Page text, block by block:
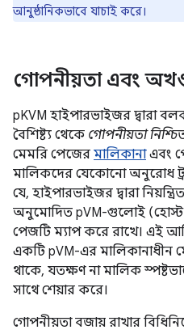
আনুষ্ঠানিকভাবে যাচাই করে।
গোপনীয়তা এবং
pKVM হাইপারভাইজর দ্বারা
বৈশিষ্ট্য থেকে গোপনীয়তা
মেমরি পেজের মালিকানাএবং
মালিকদের যেকোনো অনুরোধ
যে, হাইপারভাইজর দ্বারা
অনুমোদিত pVM-গুলোই (হোস্ট
পেজটি ম্যাপ করে রাখে। এই
একটি pVM-এর মালিকানাধীন
থাকে, যতক্ষণ না মালিক
সাথে শেয়ার করে।
গোপনীয়তা বজায় রাখার